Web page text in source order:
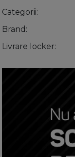
Categorii
Brand
Livrare locker